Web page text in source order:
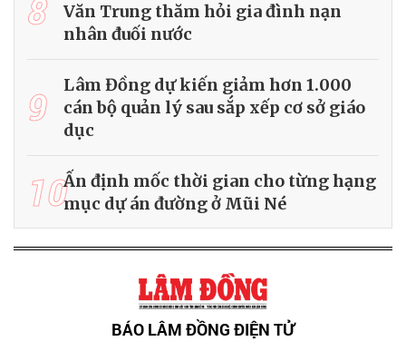
8
Văn Trung thăm hỏi gia đình nạn
nhân đuối nước
9
Lâm Đồng dự kiến giảm hơn 1.000
cán bộ quản lý sau sắp xếp cơ sở giáo
dục
10Ấn định mốc thời gian cho từng hạng
mục dự án đường ở Mũi Né
BÁO LÂM ĐỒNG ĐIỆN TỬ